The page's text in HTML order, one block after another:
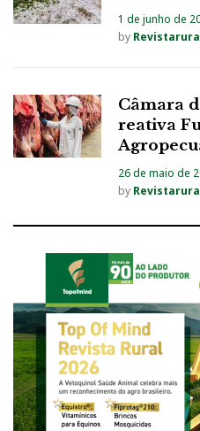
1 de junho de
by
Câmara
reativa
26 de maio de
by